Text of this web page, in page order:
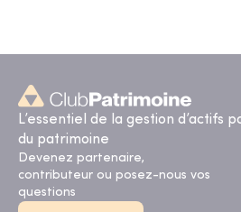
L’essentiel de la gestion d’actifs
du patrimoine
Devenez partenaire,
contributeur ou posez-nous vos
questions